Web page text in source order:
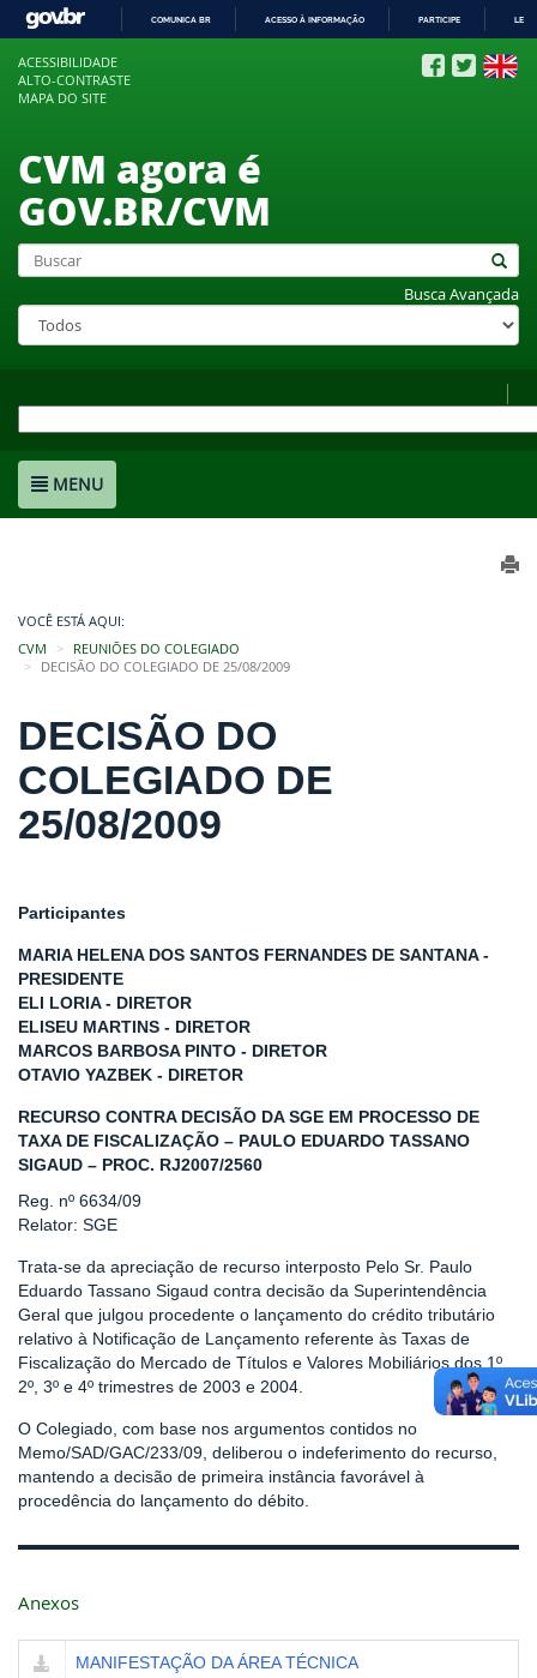
COMUNICA BR ACESSO À INFORMAÇÃO PARTICIPE
ACESSIBILIDADE
ALTO-CONTRASTE
MAPA DO SITE
CVM agora é
GOV.BR/CVM
Busca Avançada
MENU
VOCÊ ESTÁ AQUI:
CVM
REUNIÕES DO COLEGIADO
DECISÃO DO COLEGIADO DE 25/08/2009
DECISÃO DO
COLEGIADO DE
25/08/2009
Participantes
MARIA HELENA DOS SANTOS FERNANDES DE SANTANA -
PRESIDENTE
ELI LORIA - DIRETOR
ELISEU MARTINS - DIRETOR
MARCOS BARBOSA PINTO - DIRETOR
OTAVIO YAZBEK - DIRETOR
RECURSO CONTRA DECISÃO DA SGE EM PROCESSO DE
TAXA DE FISCALIZAÇÃO – PAULO EDUARDO TASSANO
SIGAUD – PROC. RJ2007/2560
Reg. nº 6634/09
Relator: SGE
Trata-se da apreciação de recurso interposto Pelo Sr. Paulo
Eduardo Tassano Sigaud contra decisão da Superintendência
Geral que julgou procedente o lançamento do crédito tributário
relativo à Notificação de Lançamento referente às Taxas de
Fiscalização do Mercado de Títulos e Valores Mobiliários dos 1º,
2º, 3º e 4º trimestres de 2003 e 2004.
O Colegiado, com base nos argumentos contidos no
Memo/SAD/GAC/233/09, deliberou o indeferimento do recurso,
mantendo a decisão de primeira instância favorável à
procedência do lançamento do débito.
Anexos
MANIFESTAÇÃO DA ÁREA TÉCNICA